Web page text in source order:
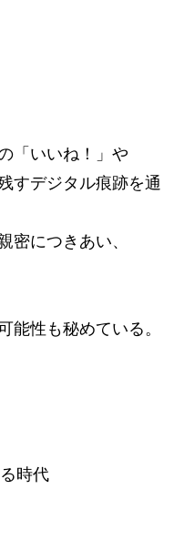
「いいね！」や
すデジタル痕跡を通
密につきあい、
能性も秘めている。
時代